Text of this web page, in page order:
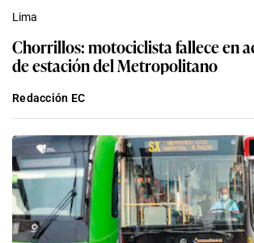
Lima
Chorrillos: motociclista fallece en
de estación del Metropolitano
Redacción EC